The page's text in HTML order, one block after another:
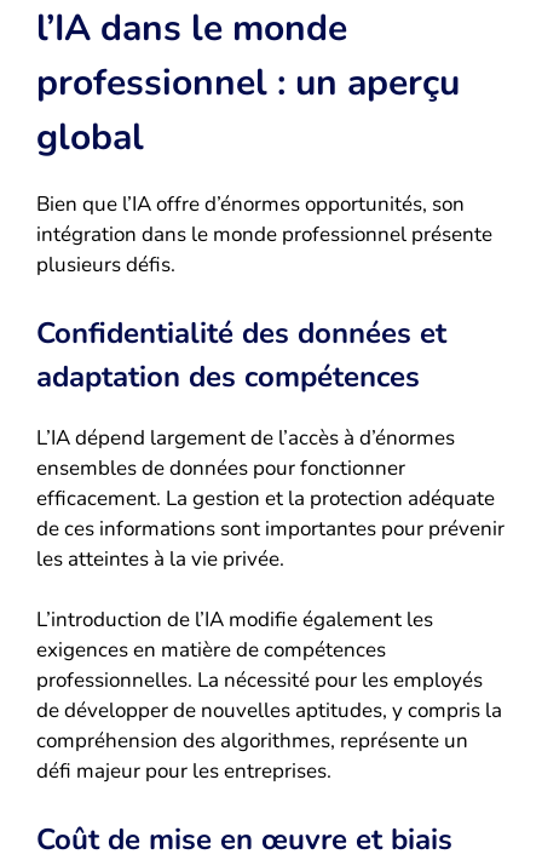
l’IA dans le monde
professionnel : un aperçu
global
Bien que l’IA offre d’énormes opportunités, son
intégration dans le monde professionnel présente
plusieurs défis.
Confidentialité des données et
adaptation des compétences
L’IA dépend largement de l’accès à d’énormes
ensembles de données pour fonctionner
efficacement. La gestion et la protection adéquate
de ces informations sont importantes pour prévenir
les atteintes à la vie privée.
L’introduction de l’IA modifie également les
exigences en matière de compétences
professionnelles. La nécessité pour les employés
de développer de nouvelles aptitudes, y compris la
compréhension des algorithmes, représente un
défi majeur pour les entreprises.
Coût de mise en œuvre et biais